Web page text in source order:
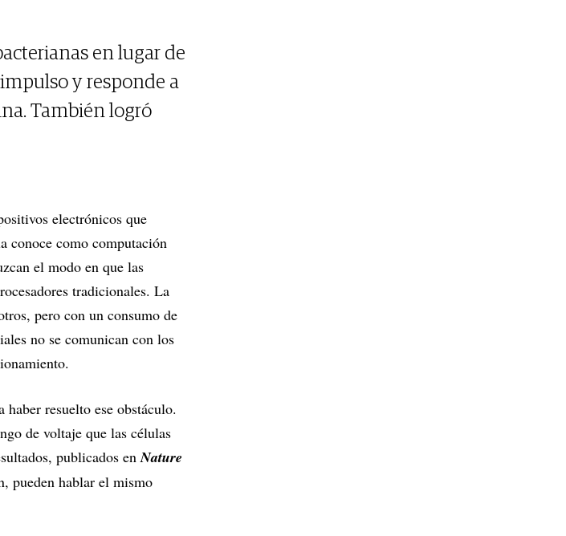
en lugar de
y responde a
También logró
electrónicos que
conoce como computación
el modo en que las
tradicionales. La
pero con un consumo de
no se comunican con los
resuelto ese obstáculo.
de voltaje que las células
publicados enNature
pueden hablar el mismo